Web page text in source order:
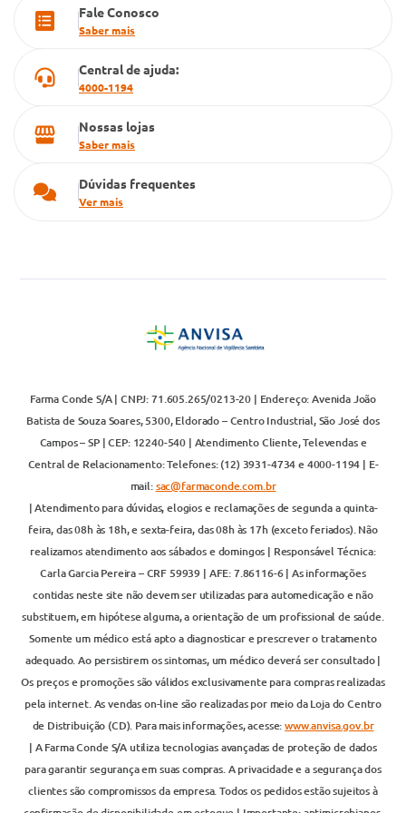
Cartão Grupo Conde
Fale Conosco
Saber mais
Central de ajuda:
4000-1194
Nossas lojas
Saber mais
Dúvidas frequentes
Ver mais
Farma Conde S/A | CNPJ: 71.605.265/0213-20 | Endereço: Avenida João
Batista de Souza Soares, 5300, Eldorado – Centro Industrial, São José dos
Campos – SP | CEP: 12240-540 | Atendimento Cliente, Televendas e
Central de Relacionamento: Telefones: (12) 3931-4734 e 4000-1194 | E-
mail:sac@farmaconde.com.br
| Atendimento para dúvidas, elogios e reclamações de segunda a quinta-
feira, das 08h às 18h, e sexta-feira, das 08h às 17h (exceto feriados). Não
realizamos atendimento aos sábados e domingos | Responsável Técnica:
Carla Garcia Pereira – CRF 59939 | AFE: 7.86116-6 | As informações
contidas neste site não devem ser utilizadas para automedicação e não
substituem, em hipótese alguma, a orientação de um profissional de saúde.
Somente um médico está apto a diagnosticar e prescrever o tratamento
adequado. Ao persistirem os sintomas, um médico deverá ser consultado |
Os preços e promoções são válidos exclusivamente para compras realizadas
pela internet. As vendas on-line são realizadas por meio da Loja do Centro
de Distribuição (CD). Para mais informações, acesse:www.anvisa.gov.br
| A Farma Conde S/A utiliza tecnologias avançadas de proteção de dados
para garantir segurança em suas compras. A privacidade e a segurança dos
clientes são compromissos da empresa. Todos os pedidos estão sujeitos à